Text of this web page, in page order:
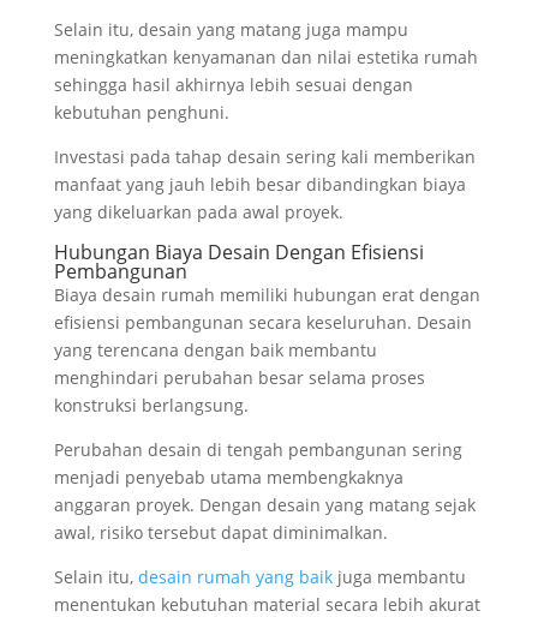
Selain itu, desain yang matang juga mampu
meningkatkan kenyamanan dan nilai estetika rumah
sehingga hasil akhirnya lebih sesuai dengan
kebutuhan penghuni.
Investasi pada tahap desain sering kali memberikan
manfaat yang jauh lebih besar dibandingkan biaya
yang dikeluarkan pada awal proyek.
Hubungan Biaya Desain Dengan Efisiensi
Pembangunan
Biaya desain rumah memiliki hubungan erat dengan
efisiensi pembangunan secara keseluruhan. Desain
yang terencana dengan baik membantu
menghindari perubahan besar selama proses
konstruksi berlangsung.
Perubahan desain di tengah pembangunan sering
menjadi penyebab utama membengkaknya
anggaran proyek. Dengan desain yang matang sejak
awal, risiko tersebut dapat diminimalkan.
Selain itu, desain rumah yang baikjuga membantu
menentukan kebutuhan material secara lebih akurat